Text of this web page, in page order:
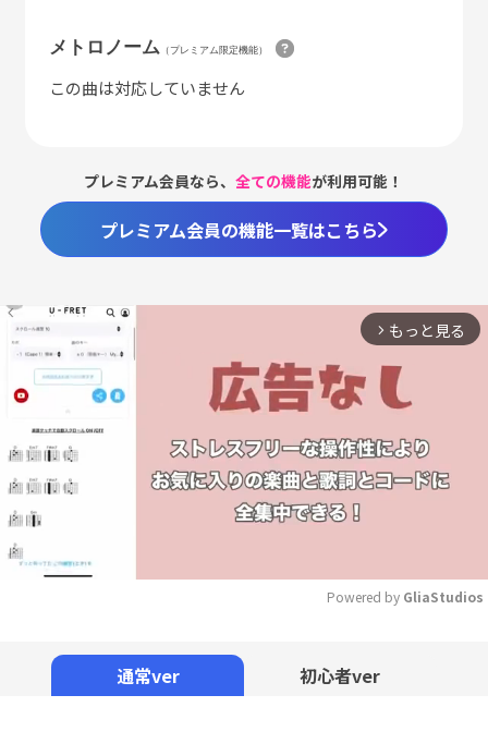
メトロノーム （プレミアム限定機能）
この曲は対応していません
プレミアム会員なら、全ての機能が利用可能！
プレミアム会員の機能一覧はこちら
arrow_forward_ios もっと見る
Powered by GliaStudios
通常ver 初心者ver